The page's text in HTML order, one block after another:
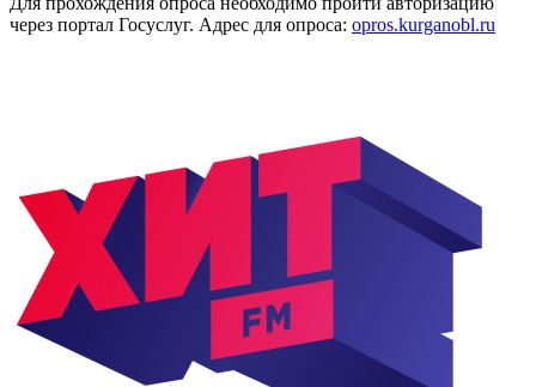
через портал Госуслуг. Адрес для опроса: opros.kurganobl.ru